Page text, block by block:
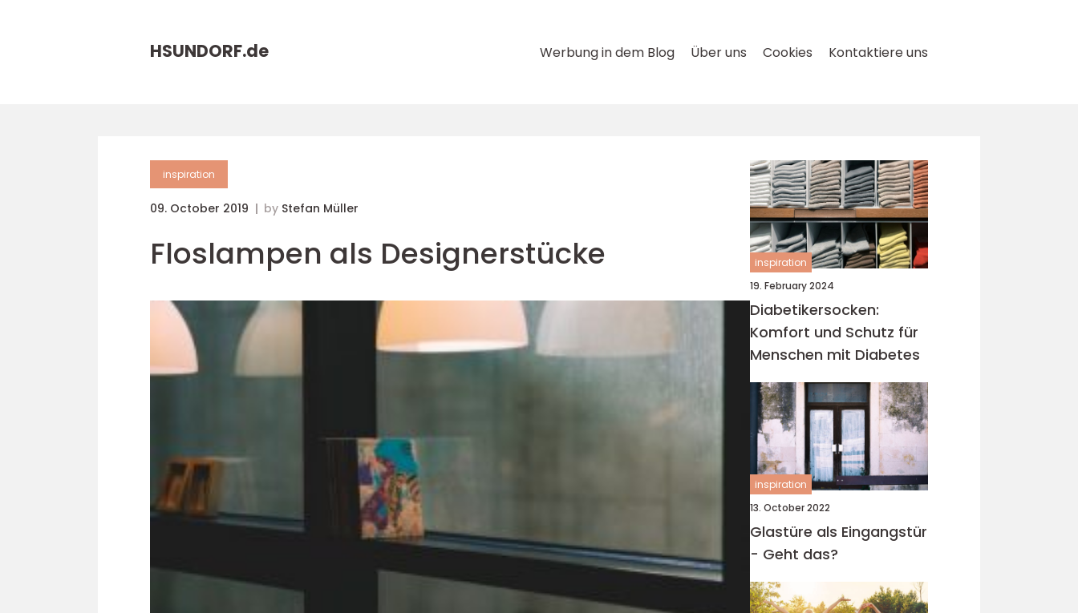
HSUNDORF.de Werbung in dem Blog Über uns Cookies Kontaktiere uns
inspiration
09. October 2019 by Stefan Müller
Floslampen als Designerstücke
inspiration
19. February 2024
Diabetikersocken:
Komfort und Schutz für
Menschen mit Diabetes
inspiration
13. October 2022
Glastüre als Eingangstür
- Geht das?